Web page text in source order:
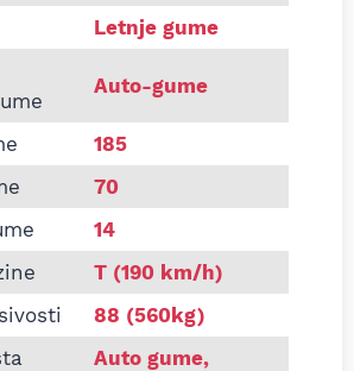
Letnje gume
Auto-gume
185
70
14
T (190 km/h)
88 (560kg)
Auto gume,